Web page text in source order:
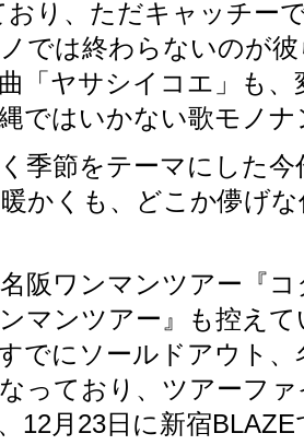
おり、ただキャッチー
では終わらないのが
「ヤサシイコエ」も、
ではいかない歌モノ
季節をテーマにした今
かくも、どこか儚げ
阪ワンマンツアー『
マンツアー』も控えて
でにソールドアウト、
っており、ツアーフ
12月23日に新宿